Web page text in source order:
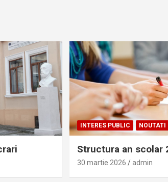
INTERES PUBLIC NOUTATI
Structura an scolar
30 martie 2026 admin